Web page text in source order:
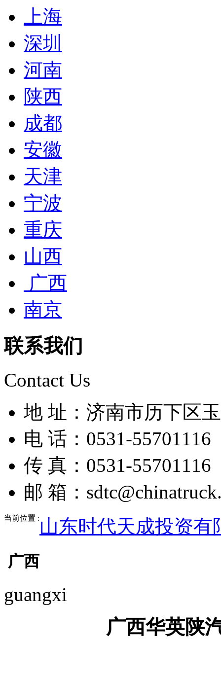
上海
深圳
河南
陕西
成都
安徽
天津
宁波
重庆
山西
广西
南京
联系我们
Contact Us
地 址：济南市历下区
电 话：0531-55701116
传 真：0531-55701116
邮 箱：
当前位置 : 山东时代天成投资有
广西
guangxi
广西华英陕